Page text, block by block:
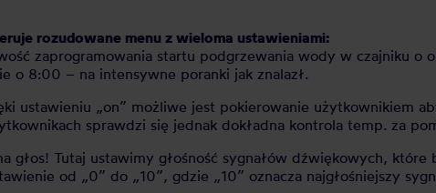
rozudowane menu z wieloma ustawieniami:
zaprogramowania startu podgrzewania wody w czajniku
o 8:00 – na intensywne poranki jak znalazł.
ustawieniu „on” możliwe jest pokierowanie użytkownikiem
sprawdzi się jednak dokładna kontrola temp. za
głos! Tutaj ustawimy głośność sygnałów dźwiękowych,
od „0” do „10”, gdzie „10” oznacza najgłośniejszy